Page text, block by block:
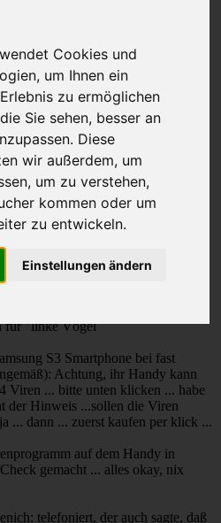
Cookies und
um Ihnen ein
zu ermöglichen
Sie sehen, besser an
Diese
wir außerdem, um
um zu verstehen,
kommen oder um
zu entwickeln.
Einstellungen ändern
allgemeiner Art (nicht
für "linke Vögel
S3 Smartphone bei fast
Achtung, ihr Handy kann
Viren ... bitte unten klicken ... habe
der Hinweis ...sollen die Viren
... dann ... zuerst kaufen per klick ...
auf dem Handy in
gemacht ... alles okay, nix
telefoniert, der auch sagte, daß